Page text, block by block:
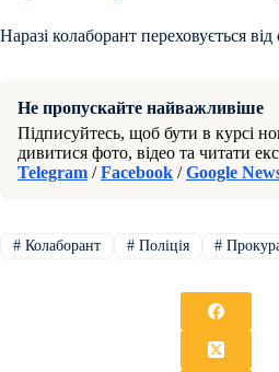
Наразі колаборант переховується від
Не пропускайте найважливіше
Підписуйтесь, щоб бути в курсі
дивитися фото, відео та читати
Telegram /Facebook /Google
#Колаборант #Поліція #